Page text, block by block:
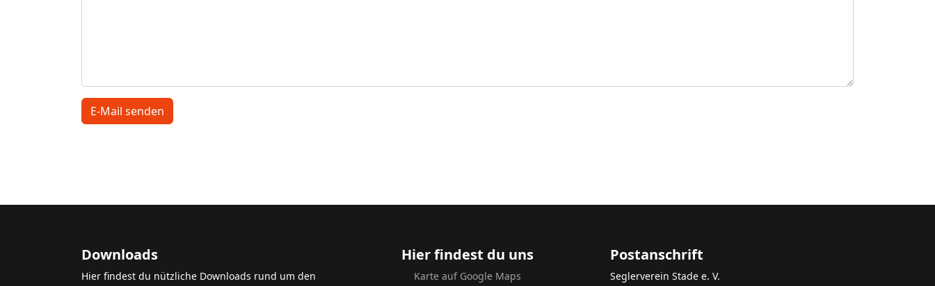
E-Mail senden
Downloads
Hier findest du nützliche Downloads rund um den
Hier findest du uns
Karte auf Google Maps
Postanschrift
Seglerverein Stade e. V.